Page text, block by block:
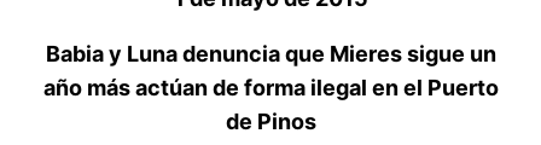
Babia y Luna denuncia que Mieres sigue un
año más actúan de forma ilegal en el Puerto
de Pinos